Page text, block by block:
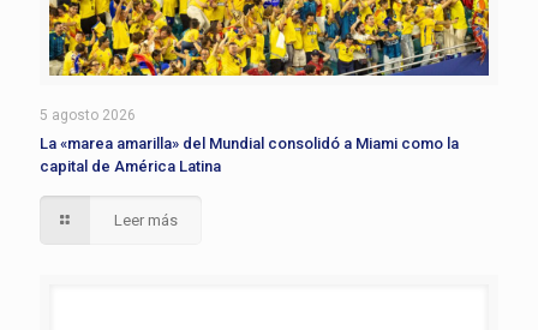
5 agosto 2026
La «marea amarilla» del Mundial consolidó a Miami como la
capital de América Latina
Leer más